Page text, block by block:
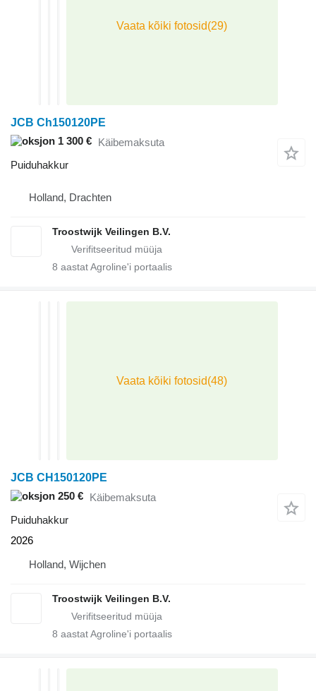
JCB Ch150120PE
1 300 € Käibemaksuta
Puiduhakkur
Holland, Drachten
Troostwijk Veilingen B.V.
8 aastat Agroline'i portaalis
JCB CH150120PE
250 € Käibemaksuta
Puiduhakkur
2026
Holland, Wijchen
Troostwijk Veilingen B.V.
8 aastat Agroline'i portaalis